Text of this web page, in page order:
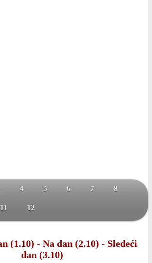
4 5 6 7 8
11 12
(1.10) - Na dan (2.10) - Sledeći
dan (3.10)